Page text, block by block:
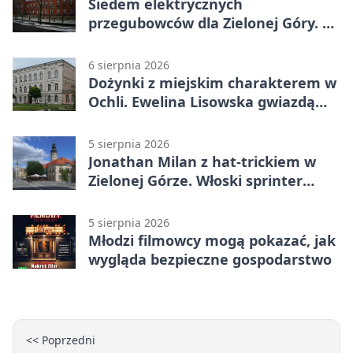
przegubowców dla Zielonej Góry. To
6 sierpnia 2026
Dożynki z miejskim charakterem w
Ochli. Ewelina Lisowska gwiazdą
5 sierpnia 2026
Jonathan Milan z hat-trickiem w
Zielonej Górze. Włoski sprinter
5 sierpnia 2026
Młodzi filmowcy mogą pokazać, jak
wygląda bezpieczne gospodarstwo
<< Poprzedni